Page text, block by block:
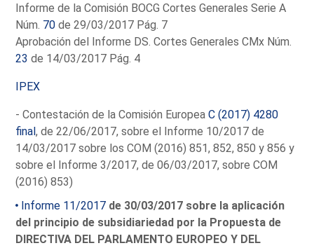
Informe de la Comisión BOCG Cortes Generales Serie A
Núm. 70 de 29/03/2017 Pág. 7
Aprobación del Informe DS. Cortes Generales CMx Núm.
23 de 14/03/2017 Pág. 4
IPEX
- Contestación de la Comisión EuropeaC (2017) 4280
final, de 22/06/2017, sobre el Informe 10/2017 de
14/03/2017 sobre los COM (2016) 851, 852, 850 y 856 y
sobre el Informe 3/2017, de 06/03/2017, sobre COM
(2016) 853)
Informe 11/2017 de 30/03/2017 sobre la aplicación
del principio de subsidiariedad por la Propuesta de
DIRECTIVA DEL PARLAMENTO EUROPEO Y DEL